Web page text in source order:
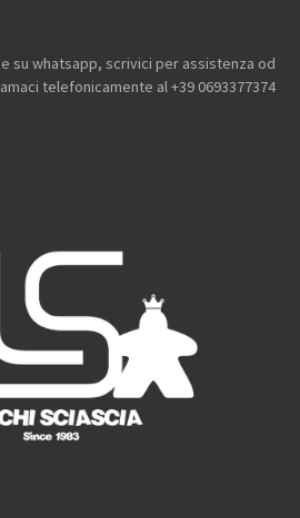
su whatsapp, scrivici per assistenza od
telefonicamente al +39 0693377374